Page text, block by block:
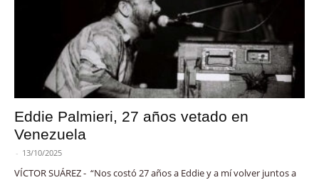
Eddie Palmieri, 27 años vetado en
Venezuela
- 13/10/2025
VÍCTOR SUÁREZ - “Nos costó 27 años a Eddie y a mí volver juntos a